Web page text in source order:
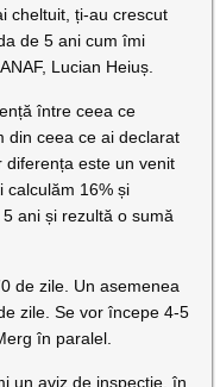
cheltuit, ți-au crescut
de 5 ani cum îmi
Lucian Heiuș.
între ceea ce
din ceea ce ai declarat
diferența este un venit
calculăm 16% și
ani și rezultă o sumă
de zile. Un asemenea
zile. Se vor începe 4-5
în paralel.
un aviz de inspecție, în